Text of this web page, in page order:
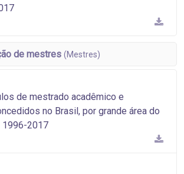
de mestres (Mestres)
de mestrado acadêmico e
no Brasil, por grande área do
1996-2017